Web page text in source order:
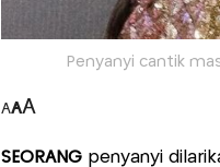
Penyanyi cantik
AAA
SEORANGpenyanyi